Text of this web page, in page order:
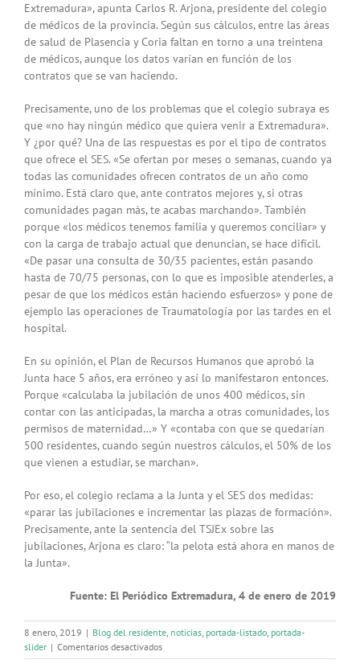
Extremadura», apunta Carlos R. Arjona, presidente del colegio
de médicos de la provincia. Según sus cálculos, entre las áreas
de salud de Plasencia y Coria faltan en torno a una treintena
de médicos, aunque los datos varían en función de los
contratos que se van haciendo.
Precisamente, uno de los problemas que el colegio subraya es
que «no hay ningún médico que quiera venir a Extremadura».
Y ¿por qué? Una de las respuestas es por el tipo de contratos
que ofrece el SES. «Se ofertan por meses o semanas, cuando ya
todas las comunidades ofrecen contratos de un año como
mínimo. Está claro que, ante contratos mejores y, si otras
comunidades pagan más, te acabas marchando». También
porque «los médicos tenemos familia y queremos conciliar» y
con la carga de trabajo actual que denuncian, se hace difícil.
«De pasar una consulta de 30/35 pacientes, están pasando
hasta de 70/75 personas, con lo que es imposible atenderles, a
pesar de que los médicos están haciendo esfuerzos» y pone de
ejemplo las operaciones de Traumatología por las tardes en el
hospital.
En su opinión, el Plan de Recursos Humanos que aprobó la
Junta hace 5 años, era erróneo y así lo manifestaron entonces.
Porque «calculaba la jubilación de unos 400 médicos, sin
contar con las anticipadas, la marcha a otras comunidades, los
permisos de maternidad…» Y «contaba con que se quedarían
500 residentes, cuando según nuestros cálculos, el 50% de los
que vienen a estudiar, se marchan».
Por eso, el colegio reclama a la Junta y el SES dos medidas:
«parar las jubilaciones e incrementar las plazas de formación».
Precisamente, ante la sentencia del TSJEx sobre las
jubilaciones, Arjona es claro: “la pelota está ahora en manos de
la Junta».
Fuente: El Periódico Extremadura, 4 de enero de 2019
8 enero, 2019 | Blog del residente, noticias, portada-listado, portada-
slider | Comentarios desactivadosen
El